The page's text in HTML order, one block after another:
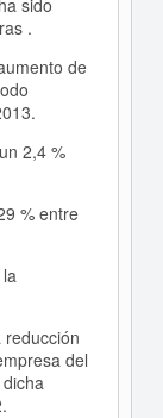
sido
.
de
2,4 %
% entre
del